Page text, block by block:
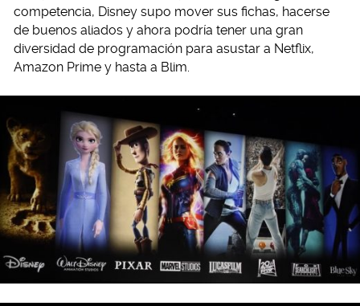
competencia, Disney supo mover sus fichas, hacerse
de buenos aliados y ahora podría tener una gran
diversidad de programación para asustar a Netflix,
Amazon Prime y hasta a Blim.